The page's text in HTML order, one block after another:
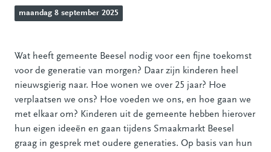
maandag 8 september 2025
Wat heeft gemeente Beesel nodig voor een fijne toekomst
voor de generatie van morgen? Daar zijn kinderen heel
nieuwsgierig naar. Hoe wonen we over 25 jaar? Hoe
verplaatsen we ons? Hoe voeden we ons, en hoe gaan we
met elkaar om? Kinderen uit de gemeente hebben hierover
hun eigen ideeën en gaan tijdens Smaakmarkt Beesel
graag in gesprek met oudere generaties. Op basis van hun